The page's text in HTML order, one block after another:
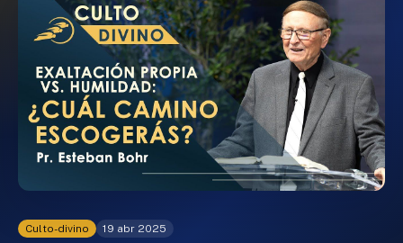
Culto-divino 19 abr 2025